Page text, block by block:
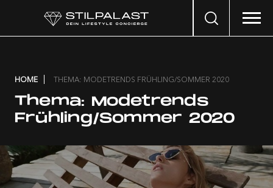
Search
HOME THEMA: MODETRENDS FRÜHLING/SOMMER 2020
Thema: Modetrends
Frühling/Sommer 2020